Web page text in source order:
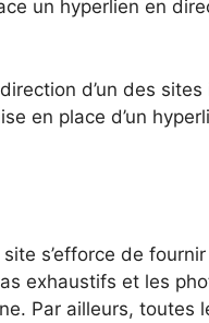
un hyperlien en
d’un des
en place d’un
s’efforce de
exhaustifs et les
Par ailleurs, toutes